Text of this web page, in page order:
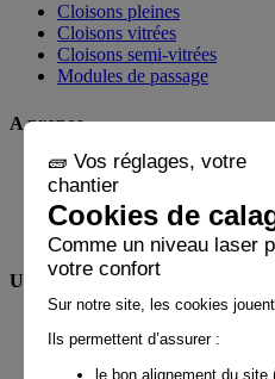
Cloisons pleines
Cloisons vitrées
Cloisons semi-vitrées
Modules de passage
A propos
Notre métier
Actualités
Réalisations
Espace presse
Une question ?
Contact
Mon compte